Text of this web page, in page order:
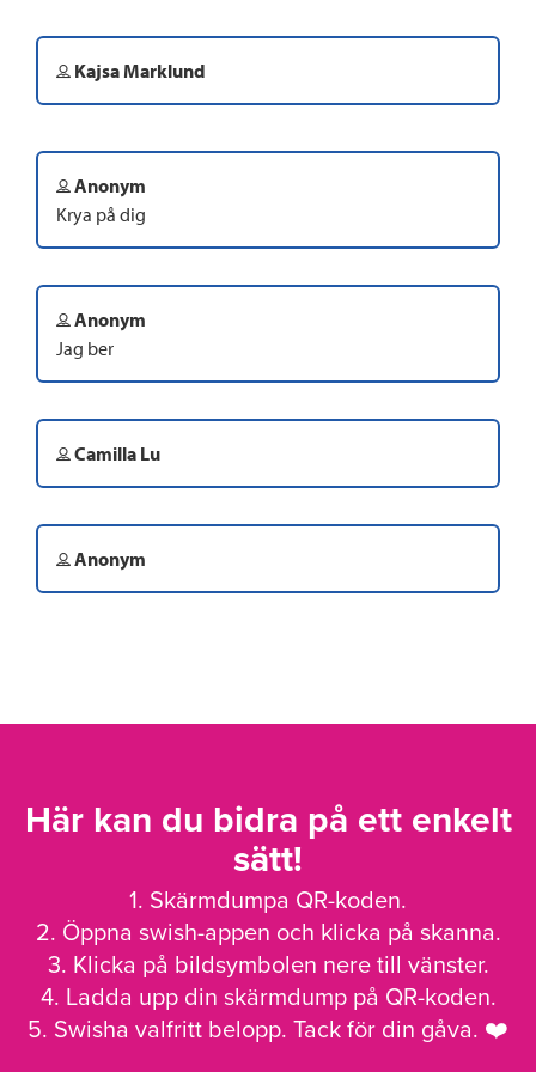
Kajsa Marklund
Anonym
Krya på dig
Anonym
Jag ber
Camilla Lu
Anonym
Här kan du bidra på ett enkelt
sätt!
1. Skärmdumpa QR-koden.
2. Öppna swish-appen och klicka på skanna.
3. Klicka på bildsymbolen nere till vänster.
4. Ladda upp din skärmdump på QR-koden.
5. Swisha valfritt belopp. Tack för din gåva. ❤️